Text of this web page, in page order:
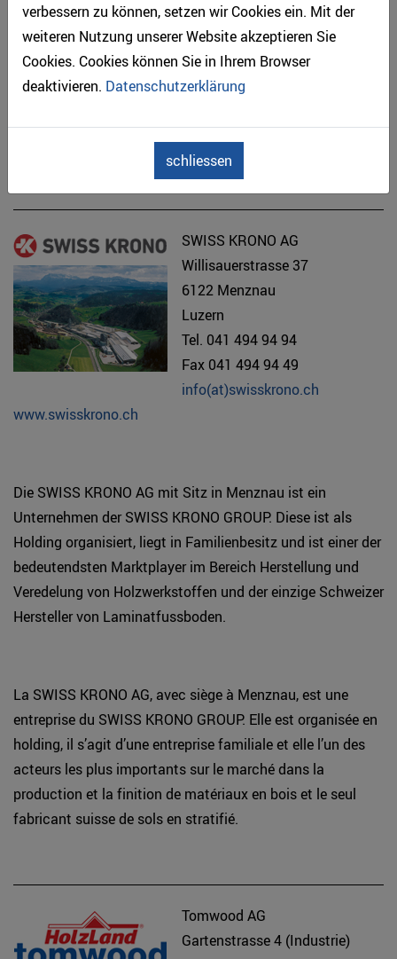
verbessern zu können, setzen wir Cookies ein. Mit der
weiteren Nutzung unserer Website akzeptieren Sie
Cookies. Cookies können Sie in Ihrem Browser
deaktivieren. Datenschutzerklärung
schliessen
Zimmerei
- Allgemeine Zimmereiarbeiten
Schreinerei
SWISS KRONO AG
Willisauerstrasse 37
6122 Menznau
Luzern
Tel. 041 494 94 94
Fax 041 494 94 49
info(at)swisskrono.ch
www.swisskrono.ch
Die SWISS KRONO AG mit Sitz in Menznau ist ein
Unternehmen der SWISS KRONO GROUP. Diese ist als
Holding organisiert, liegt in Familienbesitz und ist einer der
bedeutendsten Marktplayer im Bereich Herstellung und
Veredelung von Holzwerkstoffen und der einzige Schweizer
Hersteller von Laminatfussboden.
La SWISS KRONO AG, avec siège à Menznau, est une
entreprise du SWISS KRONO GROUP. Elle est organisée en
holding, il s’agit d’une entreprise familiale et elle l’un des
acteurs les plus importants sur le marché dans la
production et la finition de matériaux en bois et le seul
fabricant suisse de sols en stratifié.
Tomwood AG
Gartenstrasse 4 (Industrie)